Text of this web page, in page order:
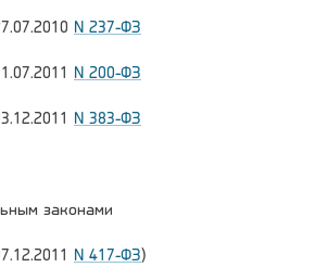
N 237-ФЗ
N 200-ФЗ
N 383-ФЗ
законами
N 417-ФЗ)